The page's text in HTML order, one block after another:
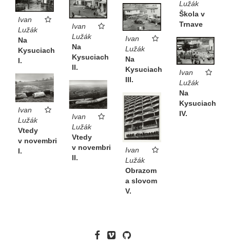
Lužák
Škola v
Trnave
Ivan
Lužák
Na
Kysuciach
I.
Ivan
Lužák
Na
Kysuciach
II.
Ivan
Lužák
Na
Kysuciach
III.
Ivan
Lužák
Na
Kysuciach
IV.
Ivan
Lužák
Vtedy
v novembri
I.
Ivan
Lužák
Vtedy
v novembri
II.
Ivan
Lužák
Obrazom
a slovom
V.